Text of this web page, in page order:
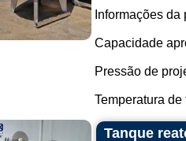
Informações
Capacidade
Pressão de
Temperatura
Tanque